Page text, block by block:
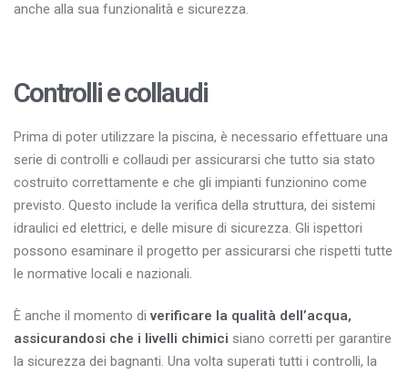
anche alla sua funzionalità e sicurezza.
Controlli e collaudi
Prima di poter utilizzare la piscina, è necessario effettuare una
serie di controlli e collaudi per assicurarsi che tutto sia stato
costruito correttamente e che gli impianti funzionino come
previsto. Questo include la verifica della struttura, dei sistemi
idraulici ed elettrici, e delle misure di sicurezza. Gli ispettori
possono esaminare il progetto per assicurarsi che rispetti tutte
le normative locali e nazionali.
È anche il momento di verificare la qualità dell’acqua,
assicurandosi che i livelli chimici siano corretti per garantire
la sicurezza dei bagnanti. Una volta superati tutti i controlli, la